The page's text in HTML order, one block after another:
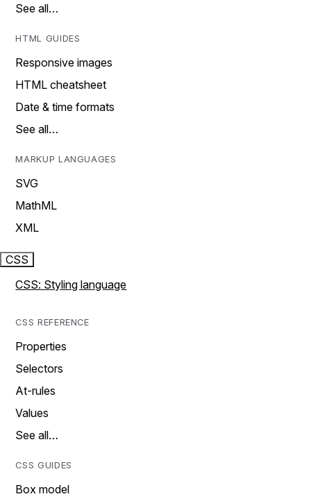
See all…
HTML GUIDES
Responsive images
HTML cheatsheet
Date & time formats
See all…
MARKUP LANGUAGES
SVG
MathML
XML
CSS
CSS: Styling language
CSS REFERENCE
Properties
Selectors
At-rules
Values
See all…
CSS GUIDES
Box model